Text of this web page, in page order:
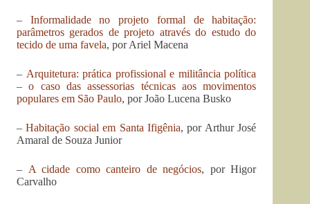
– Informalidade no projeto formal de habitação:
parâmetros gerados de projeto através do estudo do
tecido de uma favela, por Ariel Macena
– Arquitetura: prática profissional e militância política
– o caso das assessorias técnicas aos movimentos
populares em São Paulo, por João Lucena Busko
–Habitação social em Santa Ifigênia, por Arthur José
Amaral de Souza Junior
– A cidade como canteiro de negócios, por Higor
Carvalho